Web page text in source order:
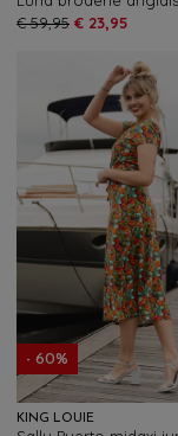
€ 59,95 € 23,95
- 60%
KING LOUIE